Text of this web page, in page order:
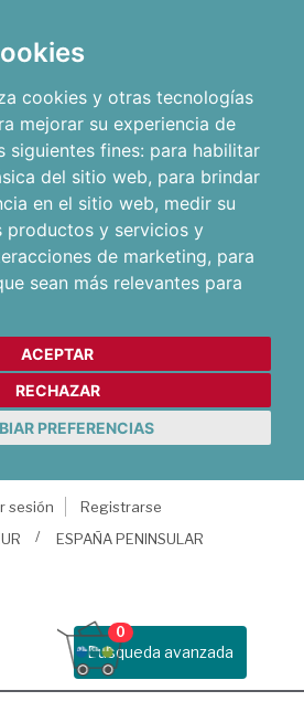
cookies y otras tecnologías
mejorar su experiencia de
siguientes fines: para habilitar
del sitio web, para brindar
en el sitio web, medir su
productos y servicios y
de marketing, para
sean más relevantes para
ACEPTAR
RECHAZAR
PREFERENCIAS
sesión
Registrarse
ESPAÑA PENINSULAR
Busqueda avanzada
0